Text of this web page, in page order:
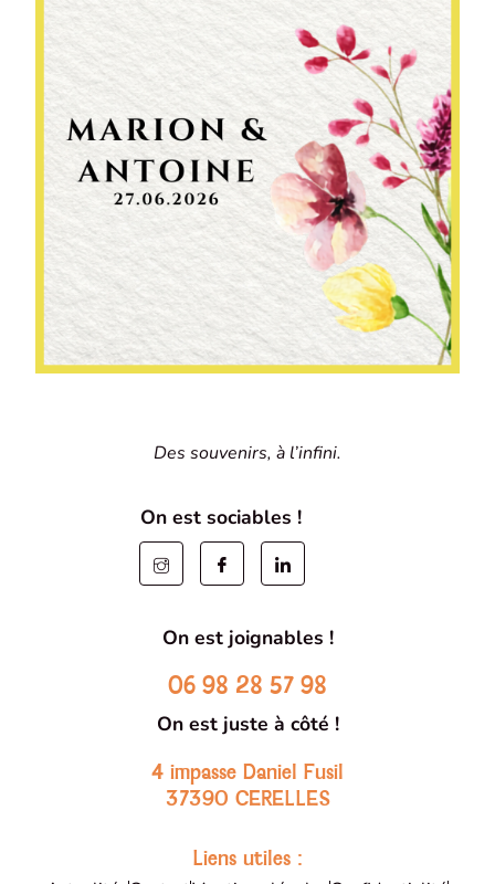
Des souvenirs, à l’infini.
On est sociables !
On est joignables !
06 98 28 57 98
On est juste à côté !
4 impasse Daniel Fusil
37390 CERELLES
Liens utiles :